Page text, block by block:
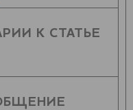
К СТАТЬЕ